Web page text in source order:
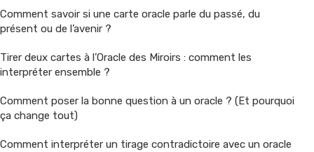
Comment savoir si une carte oracle parle du passé, du
présent ou de l’avenir ?
Tirer deux cartes à l’Oracle des Miroirs : comment les
interpréter ensemble ?
Comment poser la bonne question à un oracle ? (Et pourquoi
ça change tout)
Comment interpréter un tirage contradictoire avec un oracle